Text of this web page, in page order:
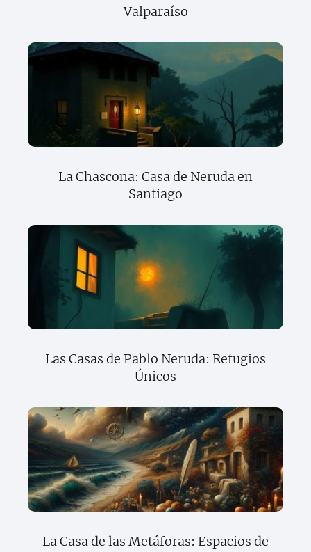
Valparaíso
La Chascona: Casa de Neruda en
Santiago
Las Casas de Pablo Neruda: Refugios
Únicos
La Casa de las Metáforas: Espacios de